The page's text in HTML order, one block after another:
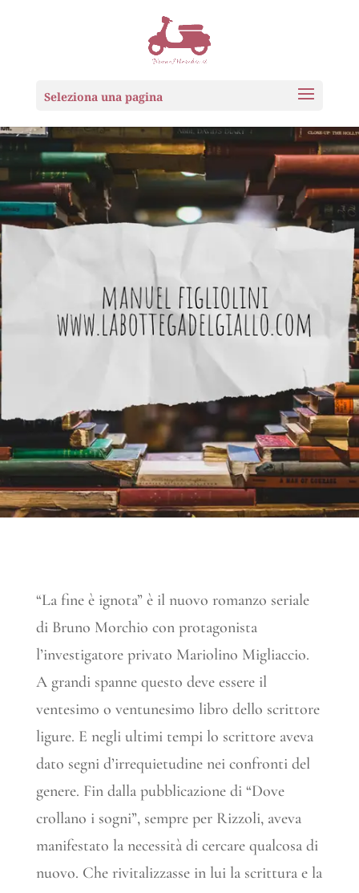
Seleziona una pagina
“La fine è ignota” è il nuovo romanzo seriale
di Bruno Morchio con protagonista
l’investigatore privato Mariolino Migliaccio.
A grandi spanne questo deve essere il
ventesimo o ventunesimo libro dello scrittore
ligure. E negli ultimi tempi lo scrittore aveva
dato segni d’irrequietudine nei confronti del
genere. Fin dalla pubblicazione di “Dove
crollano i sogni”, sempre per Rizzoli, aveva
manifestato la necessità di cercare qualcosa di
nuovo. Che rivitalizzasse in lui la scrittura e la